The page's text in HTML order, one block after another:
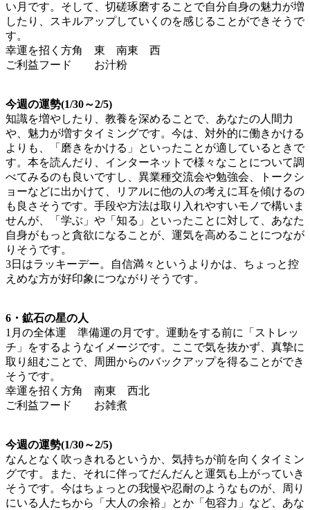
い月です。そして、切磋琢磨することで自分自身の魅力が増
したり、スキルアップしていくのを感じることができそうで
す。
幸運を招く方角 東 南東 西
ご利益フード お汁粉
今週の運勢(1/30～2/5)
知識を増やしたり、教養を深めることで、あなたの人間力
や、魅力が増すタイミングです。今は、対外的に働きかける
よりも、「磨きをかける」といったことが適しているときで
す。本を読んだり、インターネットで様々なことについて調
べてみるのも良いですし、異業種交流会や勉強会、トークシ
ョーなどに出かけて、リアルに他の人の考えに耳を傾けるの
も良さそうです。手段や方法は取り入れやすいモノで構いま
せんが、「学ぶ」や「知る」といったことに対して、あなた
自身がもっと貪欲になることが、運気を高めることにつなが
りそうです。
3日はラッキーデー。自信満々というよりかは、ちょっと控
えめな方が好印象につながりそうです。
6・鉱石の星の人
1月の全体運 準備運の月です。運動をする前に「ストレッ
チ」をするようなイメージです。ここで気を抜かず、真摯に
取り組むことで、周囲からのバックアップを得ることができ
そうです。
幸運を招く方角 南東 西北
ご利益フード お雑煮
今週の運勢(1/30～2/5)
なんとなく吹っきれるというか、気持ちが前を向くタイミン
グです。また、それに伴ってだんだんと運気も上がっていき
そうです。今はちょっとの我慢や忍耐のようなものが、周り
にいる人たちから「大人の余裕」とか「包容力」など、あな